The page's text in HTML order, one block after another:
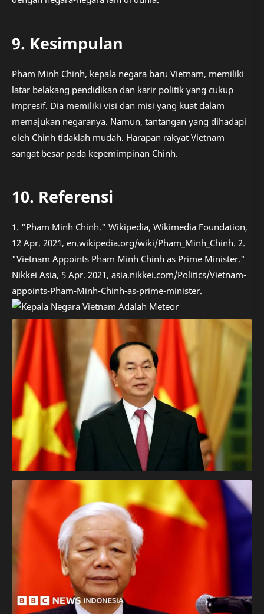
9. Kesimpulan
Pham Minh Chinh, kepala negara baru Vietnam, memiliki
latar belakang pendidikan dan karir politik yang cukup
impresif. Dia memiliki visi dan misi yang kuat dalam
memajukan negaranya. Namun, tantangan yang dihadapi
oleh Chinh tidaklah mudah. Harapan rakyat Vietnam
sangat besar pada kepemimpinan Chinh.
10. Referensi
1. "Pham Minh Chinh." Wikipedia, Wikimedia Foundation,
12 Apr. 2021, en.wikipedia.org/wiki/Pham_Minh_Chinh. 2.
"Vietnam Appoints Pham Minh Chinh as Prime Minister."
Nikkei Asia, 5 Apr. 2021, asia.nikkei.com/Politics/Vietnam-
appoints-Pham-Minh-Chinh-as-prime-minister.